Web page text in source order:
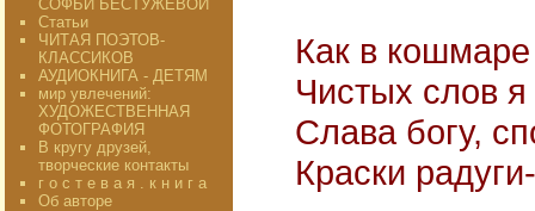
СОФЬИ БЕСТУЖЕВОЙ
Статьи
ЧИТАЯ ПОЭТОВ-
КЛАССИКОВ
АУДИОКНИГА - ДЕТЯМ
мир увлечений:
ХУДОЖЕСТВЕННАЯ
ФОТОГРАФИЯ
В кругу друзей,
творческие контакты
г о с т е в а я . к н и г а
Об авторе
Как в
Чистых слов
Слава богу,
Краски